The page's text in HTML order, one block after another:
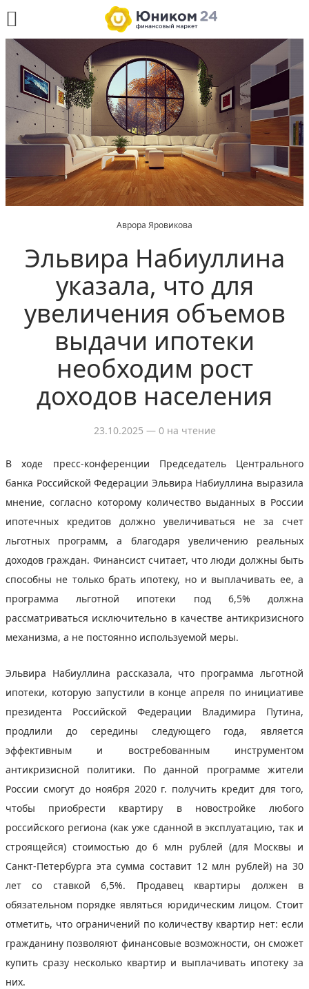
Аврора Яровикова
Эльвира Набиуллина
указала, что для
увеличения объемов
выдачи ипотеки
необходим рост
доходов населения
23.10.2025 — 0 на чтение
В ходе пресс-конференции Председатель Центрального
банка Российской Федерации Эльвира Набиуллина выразила
мнение, согласно которому количество выданных в России
ипотечных кредитов должно увеличиваться не за счет
льготных программ, а благодаря увеличению реальных
доходов граждан. Финансист считает, что люди должны быть
способны не только брать ипотеку, но и выплачивать ее, а
программа льготной ипотеки под 6,5% должна
рассматриваться исключительно в качестве антикризисного
механизма, а не постоянно используемой меры.
Эльвира Набиуллина рассказала, что программа льготной
ипотеки, которую запустили в конце апреля по инициативе
президента Российской Федерации Владимира Путина,
продлили до середины следующего года, является
эффективным и востребованным инструментом
антикризисной политики. По данной программе жители
России смогут до ноября 2020 г. получить кредит для того,
чтобы приобрести квартиру в новостройке любого
российского региона (как уже сданной в эксплуатацию, так и
строящейся) стоимостью до 6 млн рублей (для Москвы и
Санкт-Петербурга эта сумма составит 12 млн рублей) на 30
лет со ставкой 6,5%. Продавец квартиры должен в
обязательном порядке являться юридическим лицом. Стоит
отметить, что ограничений по количеству квартир нет: если
гражданину позволяют финансовые возможности, он сможет
купить сразу несколько квартир и выплачивать ипотеку за
них.